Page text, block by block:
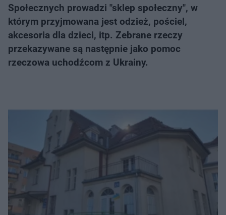
Społecznych prowadzi "sklep społeczny", w
którym przyjmowana jest odzież, pościel,
akcesoria dla dzieci, itp. Zebrane rzeczy
przekazywane są następnie jako pomoc
rzeczowa uchodźcom z Ukrainy.